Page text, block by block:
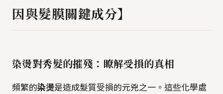
因與髮膜關鍵成分】
染燙對秀髮的摧殘：瞭解受損的真相
頻繁的染燙是造成髮質受損的元兇之一。這些化學處